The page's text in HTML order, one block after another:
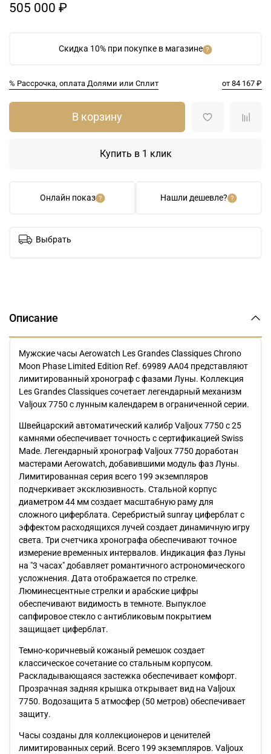
Скидка 10% при покупке в магазине
% Рассрочка, оплата Долями или Сплит от 84 167 ₽
505 000 ₽
Онлайн показ Нашли дешевле?
В корзину
Купить в 1 клик
Выбрать
Описание
Мужские часы Aerowatch Les Grandes Classiques Chrono
Moon Phase Limited Edition Ref. 69989 AA04 представляют
лимитированный хронограф с фазами Луны. Коллекция
Les Grandes Classiques сочетает легендарный механизм
Valjoux 7750 с лунным календарем в ограниченной серии.
Швейцарский автоматический калибр Valjoux 7750 с 25
камнями обеспечивает точность с сертификацией Swiss
Made. Легендарный хронограф Valjoux 7750 доработан
мастерами Aerowatch, добавившими модуль фаз Луны.
Лимитированная серия всего 199 экземпляров
подчеркивает эксклюзивность. Стальной корпус
диаметром 44 мм создает масштабную раму для
сложного циферблата. Серебристый sunray циферблат с
эффектом расходящихся лучей создает динамичную игру
света. Три счетчика хронографа обеспечивают точное
измерение временных интервалов. Индикация фаз Луны
на "3 часах" добавляет романтичного астрономического
усложнения. Дата отображается по стрелке.
Люминесцентные стрелки и арабские цифры
обеспечивают видимость в темноте. Выпуклое
сапфировое стекло с антибликовым покрытием
защищает циферблат.
Темно-коричневый кожаный ремешок создает
классическое сочетание со стальным корпусом.
Раскладывающаяся застежка обеспечивает комфорт.
Прозрачная задняя крышка открывает вид на Valjoux
7750. Водозащита 5 атмосфер (50 метров) обеспечивает
защиту.
Часы созданы для коллекционеров и ценителей
лимитированных серий. Всего 199 экземпляров. Valjoux